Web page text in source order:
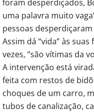
foram desperdiçados,
uma palavra muito
pessoas
Assim dá “vida” às
vezes, “são vítimas da
A intervenção está
feita com restos de
choques de um carro,
tubos de canalização,